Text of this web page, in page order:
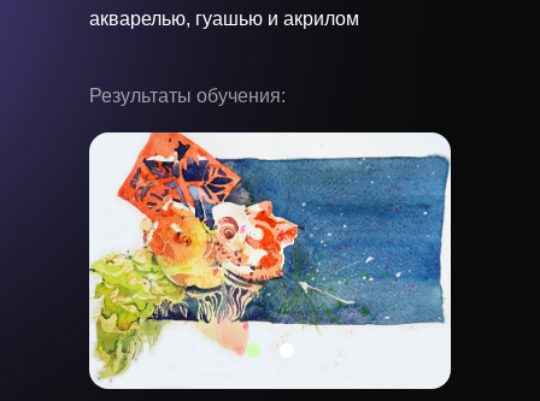
акварелью, гуашью и акрилом
Результаты обучения: